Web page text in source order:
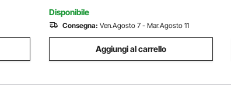
Ingegneria
Disponibile
Consegna: Ven.Agosto 7 - Mar.Agosto 11
Aggiungi al carrello